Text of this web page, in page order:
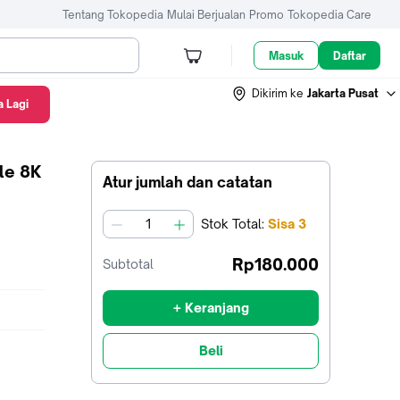
Tentang Tokopedia Mulai Berjualan Promo Tokopedia Care
Masuk Daftar
Dikirim ke Jakarta Pusat
Atur jumlah dan catatan
jumlah Stok Total: Sisa 3
Subtotal Rp180.000
+ Keranjang
Beli
8K
Lagi